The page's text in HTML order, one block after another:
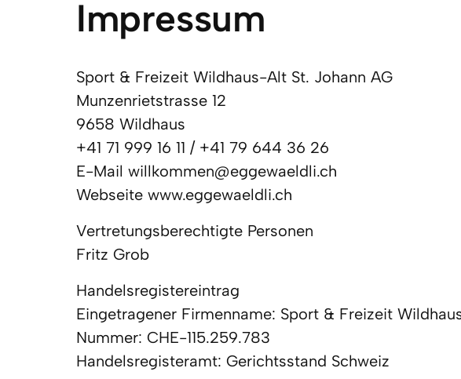
Impressum
Sport & Freizeit Wildhaus-Alt St. Johann AG
Munzenrietstrasse 12
9658 Wildhaus
+41 71 999 16 11 / +41 79 644 36 26
E-Mail willkommen@eggewaeldli.ch
Webseite www.eggewaeldli.ch
Vertretungsberechtigte Personen
Fritz Grob
Handelsregistereintrag
Eingetragener Firmenname: Sport & Freizeit
Nummer: CHE-115.259.783
Handelsregisteramt: Gerichtsstand Schweiz